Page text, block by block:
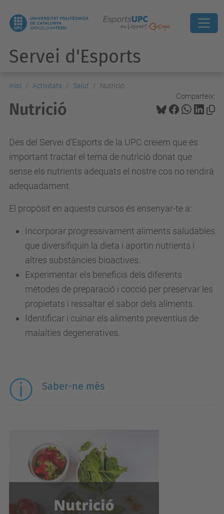
Servei d'Esports
Inici Activitats Salut Nutrició
Comparteix:
Nutrició
Des del Servei d’Esports de la UPC creiem que és
important tractar el tema de nutrició donat que
sense els nutrients adequats el nostre cos no rendirà
adequadament.
El propòsit en aquests cursos és ensenyar-te a:
Incorporar progressivament aliments saludables
que diversifiquin la dieta i aportin nutrients i
altres substàncies bioactives.
Experimentar els beneficis dels diferents
mètodes de preparació i cocció per preservar les
propietats i ressaltar el sabor dels aliments.
Identificar i cuinar els aliments preventius de
malalties degeneratives.
Saber-ne més